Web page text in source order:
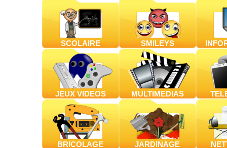
SCOLAIRE SMILEYS
JEUX VIDEOS MULTIMEDIAS
BRICOLAGE JARDINAGE